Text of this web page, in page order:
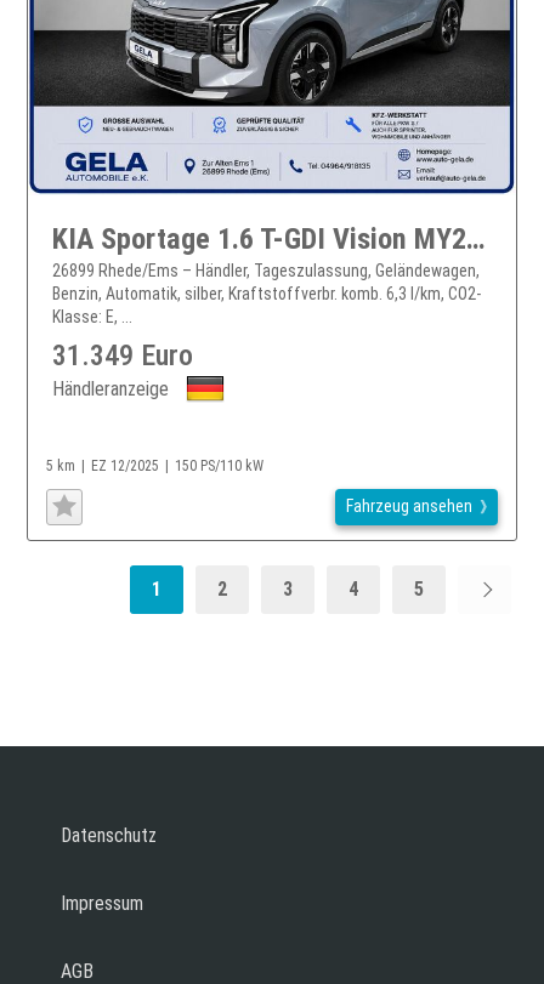
KIA Sportage 1.6 T-GDI Vision MY26 /elektr.Sitzv/Tei
26899 Rhede/Ems – Händler, Tageszulassung, Geländewagen,
Benzin, Automatik, silber, Kraftstoffverbr. komb. 6,3 l/km, CO2-
Klasse: E, ...
31.349 Euro
Händleranzeige
5 km EZ 12/2025 150 PS/110 kW
Fahrzeug ansehen
1 2 3 4 5
Datenschutz
Impressum
AGB